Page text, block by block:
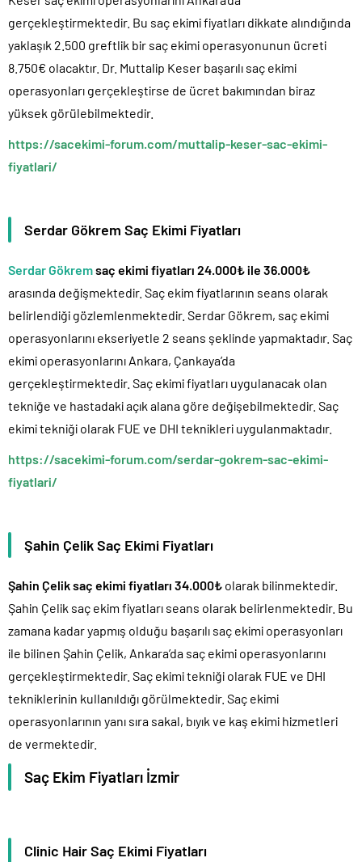
gerçekleştirmektedir. Bu saç ekimi fiyatları dikkate alındığında
yaklaşık 2.500 greftlik bir saç ekimi operasyonunun ücreti
8.750€ olacaktır. Dr. Muttalip Keser başarılı saç ekimi
operasyonları gerçekleştirse de ücret bakımından biraz
yüksek görülebilmektedir.
https://sacekimi-forum.com/muttalip-keser-sac-ekimi-
fiyatlari/
Serdar Gökrem Saç Ekimi Fiyatları
Serdar Gökremsaç ekimi fiyatları 24.000₺ ile 36.000₺
arasında değişmektedir. Saç ekim fiyatlarının seans olarak
belirlendiği gözlemlenmektedir. Serdar Gökrem, saç ekimi
operasyonlarını ekseriyetle 2 seans şeklinde yapmaktadır. Saç
ekimi operasyonlarını Ankara, Çankaya’da
gerçekleştirmektedir. Saç ekimi fiyatları uygulanacak olan
tekniğe ve hastadaki açık alana göre değişebilmektedir. Saç
ekimi tekniği olarak FUE ve DHI teknikleri uygulanmaktadır.
https://sacekimi-forum.com/serdar-gokrem-sac-ekimi-
fiyatlari/
Şahin Çelik Saç Ekimi Fiyatları
Şahin Çelik saç ekimi fiyatları 34.000₺ olarak bilinmektedir.
Şahin Çelik saç ekim fiyatları seans olarak belirlenmektedir. Bu
zamana kadar yapmış olduğu başarılı saç ekimi operasyonları
ile bilinen Şahin Çelik, Ankara’da saç ekimi operasyonlarını
gerçekleştirmektedir. Saç ekimi tekniği olarak FUE ve DHI
tekniklerinin kullanıldığı görülmektedir. Saç ekimi
operasyonlarının yanı sıra sakal, bıyık ve kaş ekimi hizmetleri
de vermektedir.
Saç Ekim Fiyatları İzmir
Clinic Hair Saç Ekimi Fiyatları